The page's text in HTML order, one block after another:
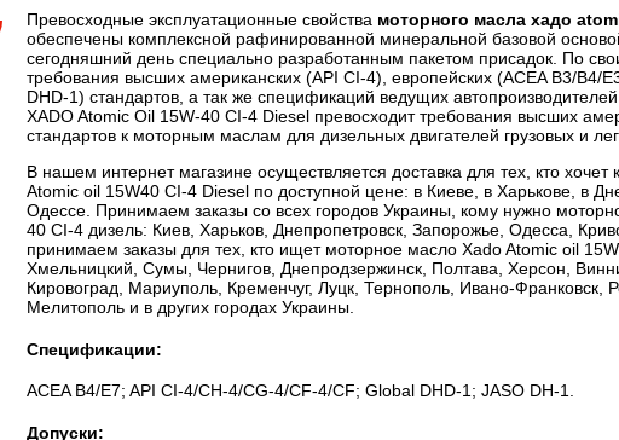
Превосходные эксплуатационные свойства моторного масла хадо
обеспечены комплексной рафинированной минеральной базовой
сегодняшний день специально разработанным пакетом присадок. По
требования высших американских (API CI-4), европейских (ACEA В3/В4/
DHD-1) стандартов, а так же спецификаций ведущих
XADO Atomic Oil 15W-40 CI-4 Diesel превосходит требования высших
стандартов к моторным маслам для дизельных двигателей грузовых и
В нашем интернет магазине осуществляется доставка для тех, кто
Atomic oil 15W40 CI-4 Diesel по доступной цене: в Киеве, в Харькове, в
Одессе. Принимаем заказы со всех городов Украины, кому нужно
40 CI-4 дизель: Киев, Харьков, Днепропетровск, Запорожье, Одесса,
принимаем заказы для тех, кто ищет моторное масло Xado Atomic oil
Хмельницкий, Сумы, Чернигов, Днепродзержинск, Полтава, Херсон,
Кировоград, Мариуполь, Кременчуг, Луцк, Тернополь, Ивано-Франковск,
Мелитополь и в других городах Украины.
Спецификации:
ACEA B4/E7; API CI-4/CH-4/CG-4/CF-4/CF; Global DHD-1; JASO DH-1.
Допуски: